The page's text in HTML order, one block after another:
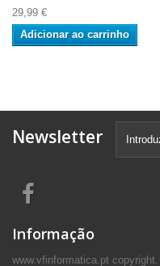
29,99 €
Adicionar ao carrinho
Newsletter
Informação
www.vfinformatica.pt copyright.